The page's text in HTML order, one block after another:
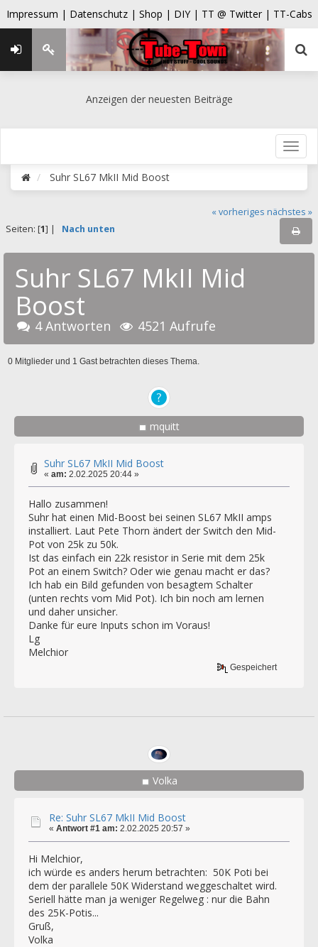
Impressum | Datenschutz | Shop | DIY | TT @ Twitter | TT-Cabs
Anzeigen der neuesten Beiträge
Suhr SL67 MkII Mid Boost
« vorheriges nächstes »
Seiten: [1] | Nach unten
Suhr SL67 MkII Mid
Boost
4 Antworten 4521 Aufrufe
0 Mitglieder und 1 Gast betrachten dieses Thema.
mquitt
Suhr SL67 MkII Mid Boost
« am: 2.02.2025 20:44 »
Hallo zusammen!
Suhr hat einen Mid-Boost bei seinen SL67 MkII amps
installiert. Laut Pete Thorn ändert der Switch den Mid-
Pot von 25k zu 50k.
Ist das einfach ein 22k resistor in Serie mit dem 25k
Pot an einem Switch? Oder wie genau macht er das?
Ich hab ein Bild gefunden von besagtem Schalter
(unten rechts vom Mid Pot). Ich bin noch am lernen
und daher unsicher.
Danke für eure Inputs schon im Voraus!
Lg
Melchior
Gespeichert
Volka
Re: Suhr SL67 MkII Mid Boost
« Antwort #1 am: 2.02.2025 20:57 »
Hi Melchior,
ich würde es anders herum betrachten: 50K Poti bei
dem der parallele 50K Widerstand weggeschaltet wird.
Seriell hätte man ja weniger Regelweg : nur die Bahn
des 25K-Potis...
Gruß,
Volka